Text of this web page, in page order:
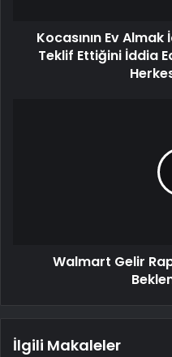
Kocasının Ev Almak
Teklif Ettiğini İddia
Walmart Gelir
İlgili Makaleler